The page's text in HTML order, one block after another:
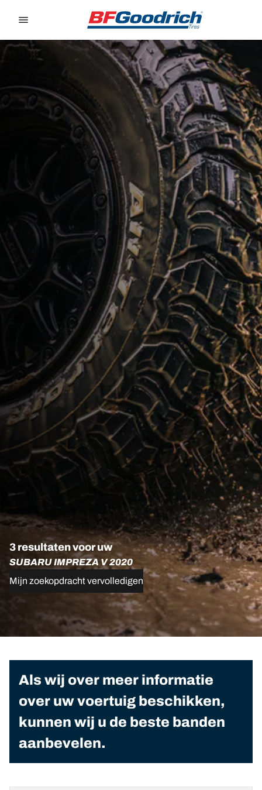
3 resultaten voor uw
SUBARU IMPREZA V 2020
Mijn zoekopdracht vervolledigen
Als wij over meer informatie
over uw voertuig beschikken,
kunnen wij u de beste banden
aanbevelen.